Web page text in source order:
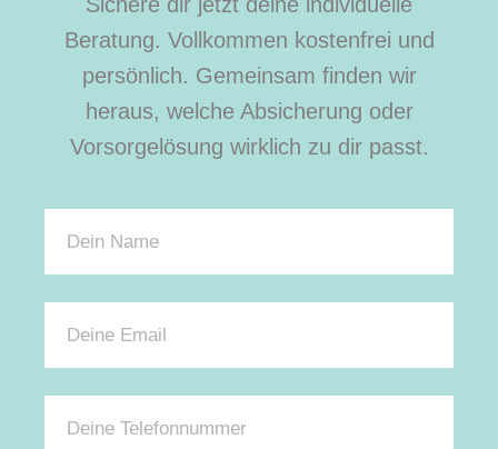
Beratung. Vollkommen kostenfrei und
persönlich. Gemeinsam finden wir
heraus, welche Absicherung oder
Vorsorgelösung wirklich zu dir passt.